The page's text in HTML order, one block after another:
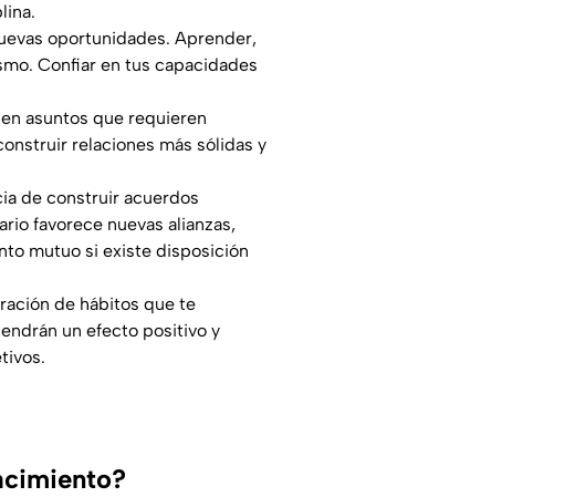
oportunidades. Aprender,
Confiar en tus capacidades
asuntos que requieren
relaciones más sólidas y
de construir acuerdos
favorece nuevas alianzas,
mutuo si existe disposición
de hábitos que te
un efecto positivo y